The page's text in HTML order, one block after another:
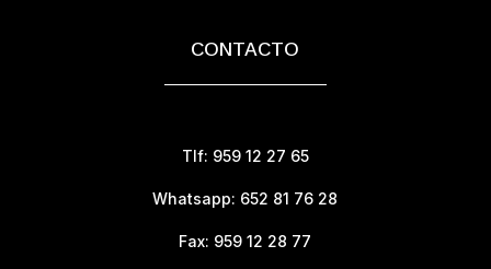
CONTACTO
Tlf: 959 12 27 65
Whatsapp: 652 81 76 28
Fax: 959 12 28 77